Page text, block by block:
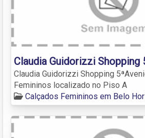
Claudia Guidorizzi Shopping
Claudia Guidorizzi Shopping
Femininos localizado no Piso A
Calçados Femininos em Belo